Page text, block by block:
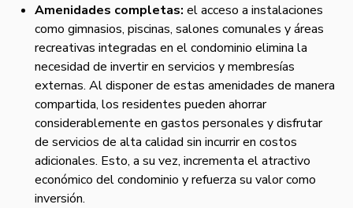
Amenidades completas: el acceso a instalaciones
como gimnasios, piscinas, salones comunales y áreas
recreativas integradas en el condominio elimina la
necesidad de invertir en servicios y membresías
externas. Al disponer de estas amenidades de manera
compartida, los residentes pueden ahorrar
considerablemente en gastos personales y disfrutar
de servicios de alta calidad sin incurrir en costos
adicionales. Esto, a su vez, incrementa el atractivo
económico del condominio y refuerza su valor como
inversión.